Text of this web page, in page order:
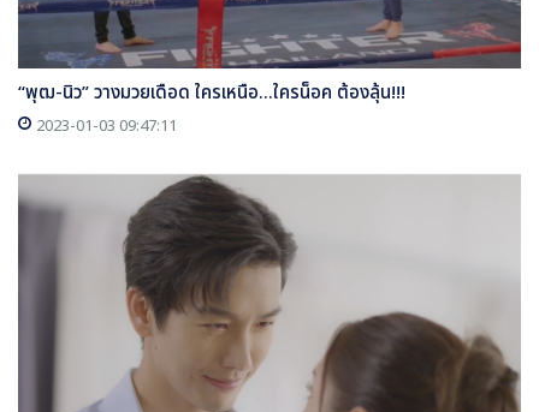
“พุฒ-นิว” วางมวยเดือด ใครเหนือ...ใครน็อค ต้องลุ้น!!!
2023-01-03 09:47:11